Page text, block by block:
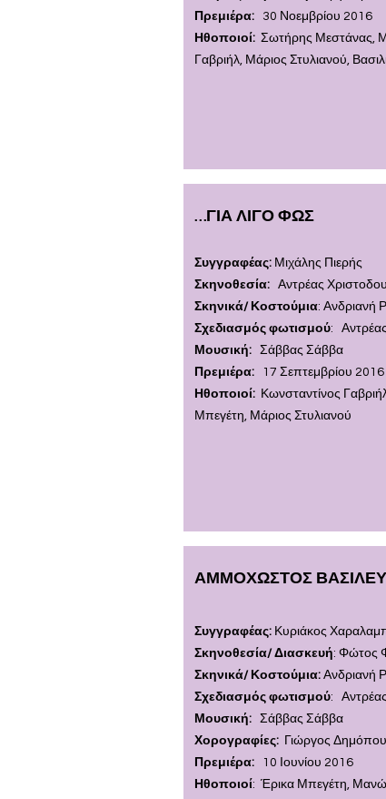
Πρεμιέρα:
30 Νοεμβρίου 2016
Ηθοποιοί: Σωτήρης Μεστάνας,
Γαβριήλ, Μάριος Στυλιανού,
…ΓΙΑ ΛΙΓΟ ΦΩΣ
Συγγραφέας: Μιχάλης Πιερής
Σκηνοθεσία:
Αντρέας
Σκηνικά/ Κοστούμια: Ανδριανή
Σχεδιασμός φωτισμού:
Μουσική:
Σάββας Σάββα
Πρεμιέρα: 17 Σεπτεμβρίου 2016
Ηθοποιοί: Κωνσταντίνος
Μπεγέτη, Μάριος Στυλιανού
ΑΜΜΟΧΩΣΤΟΣ
Συγγραφέας: Κυριάκος
Σκηνοθεσία/ Διασκευή: Φώτος
Σκηνικά/ Κοστούμια: Ανδριανή
Σχεδιασμός φωτισμού:
Μουσική: Σάββας Σάββα
Χορογραφίες: Γιώργος
Πρεμιέρα: 10 Ιουνίου 2016
Ηθοποιοί: Έρικα Μπεγέτη,